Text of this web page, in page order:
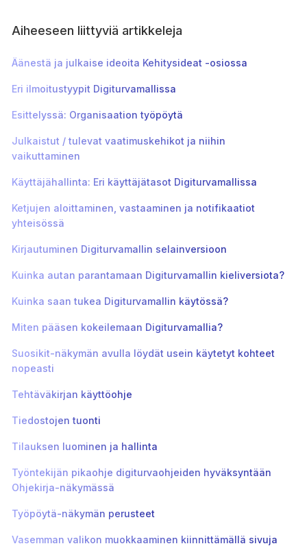
Aiheeseen liittyviä artikkeleja
Äänestä ja julkaise ideoita Kehitysideat -osiossa
Eri ilmoitustyypit Digiturvamallissa
Esittelyssä: Organisaation työpöytä
Julkaistut / tulevat vaatimuskehikot ja niihin
vaikuttaminen
Käyttäjähallinta: Eri käyttäjätasot Digiturvamallissa
Ketjujen aloittaminen, vastaaminen ja notifikaatiot
yhteisössä
Kirjautuminen Digiturvamallin selainversioon
Kuinka autan parantamaan Digiturvamallin kieliversiota?
Kuinka saan tukea Digiturvamallin käytössä?
Miten pääsen kokeilemaan Digiturvamallia?
Suosikit-näkymän avulla löydät usein käytetyt kohteet
nopeasti
Tehtäväkirjan käyttöohje
Tiedostojen tuonti
Tilauksen luominen ja hallinta
Työntekijän pikaohje digiturvaohjeiden hyväksyntään
Ohjekirja-näkymässä
Työpöytä-näkymän perusteet
Vasemman valikon muokkaaminen kiinnittämällä sivuja